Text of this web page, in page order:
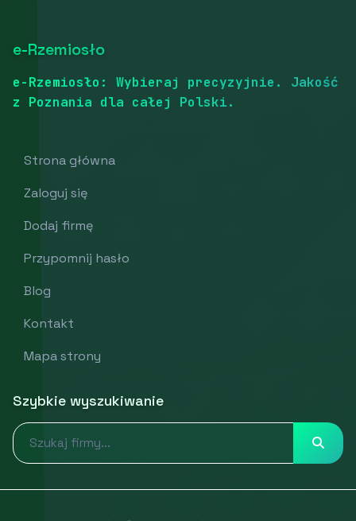
e-Rzemiosło
e-Rzemiosło: Wybieraj precyzyjnie. Jakość
z Poznania dla całej Polski.
Strona główna
Zaloguj się
Dodaj firmę
Przypomnij hasło
Blog
Kontakt
Mapa strony
Szybkie wyszukiwanie